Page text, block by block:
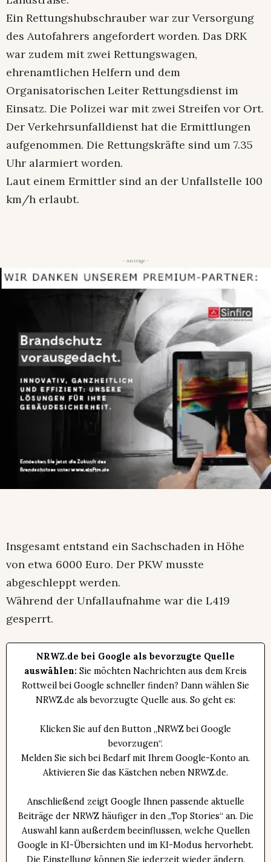
Ein Rettungshubschrauber war zur Versorgung
des Autofahrers angefordert worden. Das DRK
war zudem mit zwei Rettungswagen,
ehrenamtlichen Helfern und dem
Organisatorischen Leiter Rettungsdienst im
Einsatz. Die Polizei war mit zwei Streifen vor Ort.
Der Verkehrsunfalldienst hat die Ermittlungen
aufgenommen. Die Rettungskräfte sind um 7.35
Uhr alarmiert worden.
Laut einem Ermittler sind an der Unfallstelle 100
km/h erlaubt.
- Anzeige -
Insgesamt entstand ein Sachschaden in Höhe
von etwa 6000 Euro. Der PKW musste
abgeschleppt werden.
Während der Unfallaufnahme war die L419
gesperrt.
NRWZ.de bei Google als bevorzugte Quelle
auswählen: Sie möchten Nachrichten aus dem Kreis
Rottweil bei Google schneller finden? Dann wählen Sie
NRWZ.de als bevorzugte Quelle aus. So geht es:
Klicken Sie auf den Button „NRWZ bei Google
bevorzugen“.
Melden Sie sich bei Bedarf mit Ihrem Google-Konto an.
Aktivieren Sie das Kästchen neben NRWZ.de.
Anschließend zeigt Google Ihnen passende aktuelle
Beiträge der NRWZ häufiger in den „Top Stories“ an. Die
Auswahl kann außerdem beeinflussen, welche Quellen
Google in KI-Übersichten und im KI-Modus hervorhebt.
Die Einstellung können Sie jederzeit wieder ändern.